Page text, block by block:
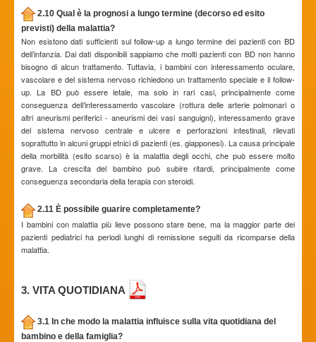
2.10 Qual è la prognosi a lungo termine (decorso ed esito
previsti) della malattia?
Non esistono dati sufficienti sul follow-up a lungo termine dei pazienti con BD
dell’infanzia. Dai dati disponibili sappiamo che molti pazienti con BD non hanno
bisogno di alcun trattamento. Tuttavia, i bambini con interessamento oculare,
vascolare e del sistema nervoso richiedono un trattamento speciale e il follow-
up. La BD può essere letale, ma solo in rari casi, principalmente come
conseguenza dell’interessamento vascolare (rottura delle arterie polmonari o
altri aneurismi periferici - aneurismi dei vasi sanguigni), interessamento grave
del sistema nervoso centrale e ulcere e perforazioni intestinali, rilevati
soprattutto in alcuni gruppi etnici di pazienti (es. giapponesi). La causa principale
della morbilità (esito scarso) è la malattia degli occhi, che può essere molto
grave. La crescita del bambino può subire ritardi, principalmente come
conseguenza secondaria della terapia con steroidi.
2.11 È possibile guarire completamente?
I bambini con malattia più lieve possono stare bene, ma la maggior parte dei
pazienti pediatrici ha periodi lunghi di remissione seguiti da ricomparse della
malattia.
3. VITA QUOTIDIANA
3.1 In che modo la malattia influisce sulla vita quotidiana del
bambino e della famiglia?